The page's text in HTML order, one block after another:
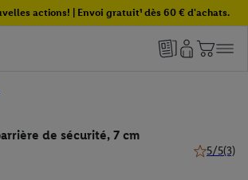
actions! | Envoi gratuit¹ dès 60 € d'achats.
de sécurité, 7 cm
5/5(3)